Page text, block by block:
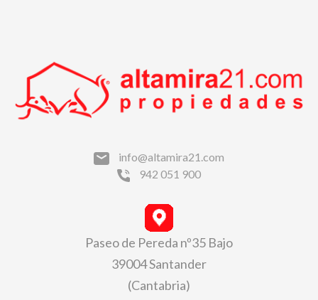
info@altamira21.com
942 051 900
Paseo de Pereda nº35 Bajo
39004 Santander
(Cantabria)